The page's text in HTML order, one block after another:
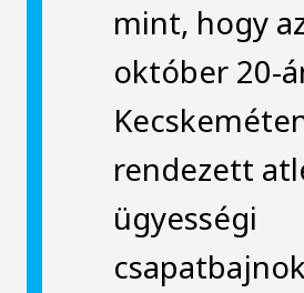
mint, hogy
október 20-
rendezett
ügyességi